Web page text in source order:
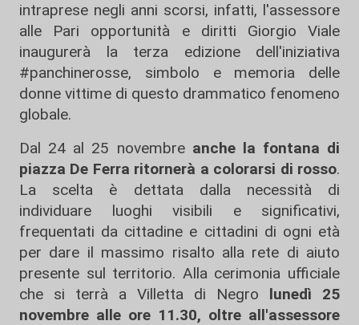
intraprese negli anni scorsi, infatti, l'assessore
alle Pari opportunità e diritti Giorgio Viale
inaugurerà la terza edizione dell'iniziativa
#panchinerosse, simbolo e memoria delle
donne vittime di questo drammatico fenomeno
globale.
Dal 24 al 25 novembre anche la fontana di
piazza De Ferra ritornerà a colorarsi di rosso.
La scelta è dettata dalla necessità di
individuare luoghi visibili e significativi,
frequentati da cittadine e cittadini di ogni età
per dare il massimo risalto alla rete di aiuto
presente sul territorio. Alla cerimonia ufficiale
che si terrà a Villetta di Negro lunedì 25
novembre alle ore 11.30, oltre all'assessore